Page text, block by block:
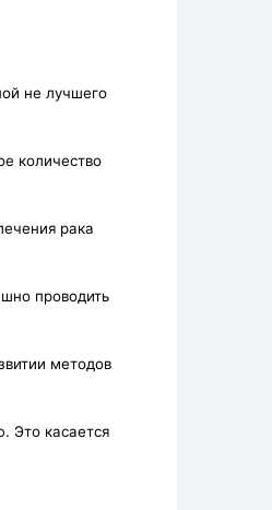
не лучшего
количество
рака
проводить
методов
Это касается